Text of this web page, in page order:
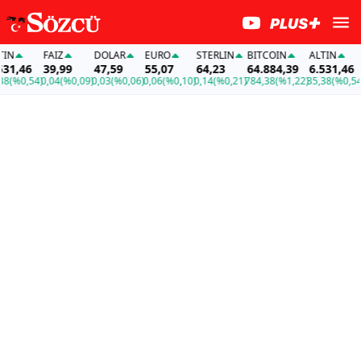
FAİZ
39,99
0,04(%0,09)
DOLAR
47,59
0,03(%0,06)
EURO
55,07
0,06(%0,10)
STERLIN
64,23
0,14(%0,21)
BITCOIN
64.884,39
784,38(%1,22)
ALTIN
6.531,46
35,38(%0,54)